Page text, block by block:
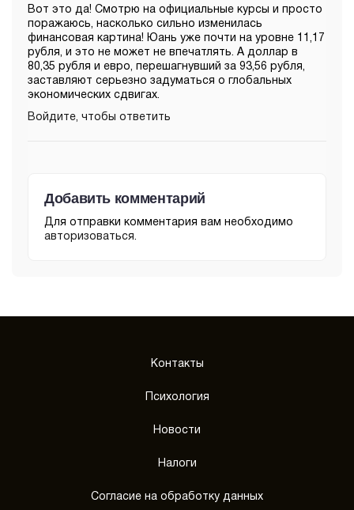
Вот это да! Смотрю на официальные курсы и просто
поражаюсь, насколько сильно изменилась
финансовая картина! Юань уже почти на уровне 11,17
рубля, и это не может не впечатлять. А доллар в
80,35 рубля и евро, перешагнувший за 93,56 рубля,
заставляют серьезно задуматься о глобальных
экономических сдвигах.
Войдите, чтобы ответить
Добавить комментарий
Для отправки комментария вам необходимо
авторизоваться.
Контакты
Психология
Новости
Налоги
Согласие на обработку данных